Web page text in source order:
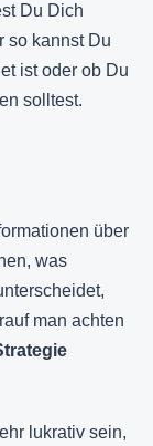
Du Dich
so kannst Du
ist oder ob Du
solltest.
über
was
man achten
lukrativ sein,